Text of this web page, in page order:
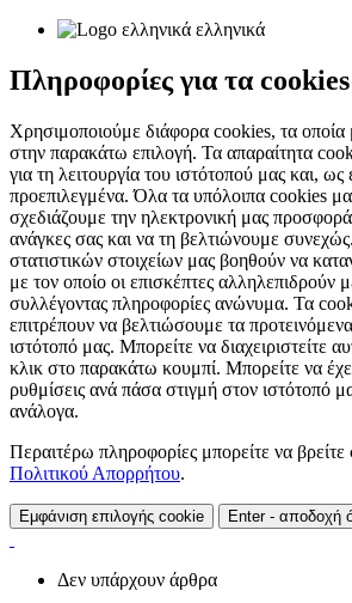
ελληνικά
Πληροφορίες για τα cookies
Χρησιμοποιούμε διάφορα cookies, τα οποία
στην παρακάτω επιλογή. Τα απαραίτητα
για τη λειτουργία του ιστότοπού μας και, ως
προεπιλεγμένα. Όλα τα υπόλοιπα cookies
σχεδιάζουμε την ηλεκτρονική μας
ανάγκες σας και να τη βελτιώνουμε
στατιστικών στοιχείων μας βοηθούν να
με τον οποίο οι επισκέπτες αλληλεπιδρούν
συλλέγοντας πληροφορίες ανώνυμα. Τα
επιτρέπουν να βελτιώσουμε τα
ιστότοπό μας. Μπορείτε να διαχειριστείτε
κλικ στο παρακάτω κουμπί. Μπορείτε να
ρυθμίσεις ανά πάσα στιγμή στον ιστότοπό
ανάλογα.
Περαιτέρω πληροφορίες μπορείτε να βρείτε
Πολιτικού Απορρήτου.
Εμφάνιση επιλογής cookie Enter - αποδοχή
Δεν υπάρχουν άρθρα